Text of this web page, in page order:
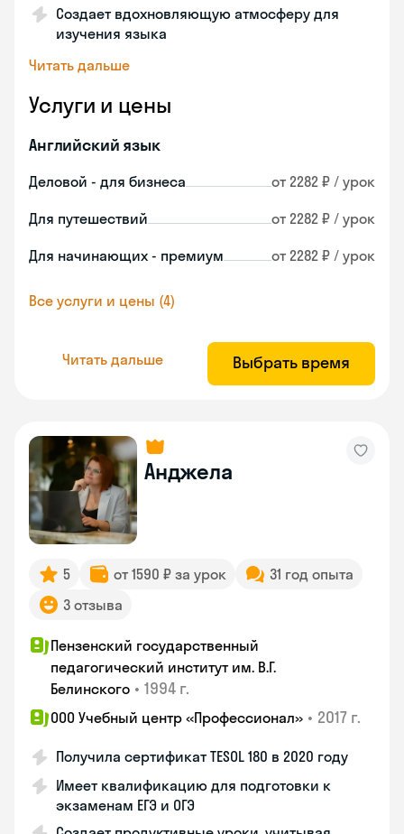
Создает вдохновляющую атмосферу для
изучения языка
Читать дальше
Услуги и цены
Английский язык
Деловой - для бизнеса от 2282 ₽ / урок
Для путешествий от 2282 ₽ / урок
Для начинающих - премиум от 2282 ₽ / урок
Все услуги и цены (4)
Читать дальше Выбрать время
Анджела
5 от 1590 ₽ за урок
31 год опыта
3 отзыва
Пензенский государственный
педагогический институт им. В.Г.
Белинского • 1994 г.
ООО Учебный центр «Профессионал» • 2017 г.
Получила сертификат TESOL 180 в 2020 году
Имеет квалификацию для подготовки к
экзаменам ЕГЭ и ОГЭ